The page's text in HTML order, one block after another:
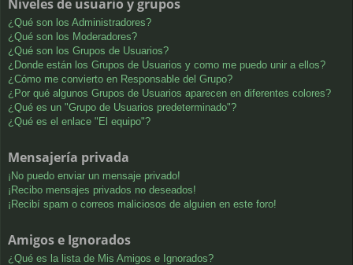
Niveles de usuario y grupos
¿Qué son los Administradores?
¿Qué son los Moderadores?
¿Qué son los Grupos de Usuarios?
¿Donde están los Grupos de Usuarios y como me puedo unir a ellos?
¿Cómo me convierto en Responsable del Grupo?
¿Por qué algunos Grupos de Usuarios aparecen en diferentes colores?
¿Qué es un "Grupo de Usuarios predeterminado"?
¿Qué es el enlace "El equipo"?
Mensajería privada
¡No puedo enviar un mensaje privado!
¡Recibo mensajes privados no deseados!
¡Recibí spam o correos maliciosos de alguien en este foro!
Amigos e Ignorados
¿Qué es la lista de Mis Amigos e Ignorados?